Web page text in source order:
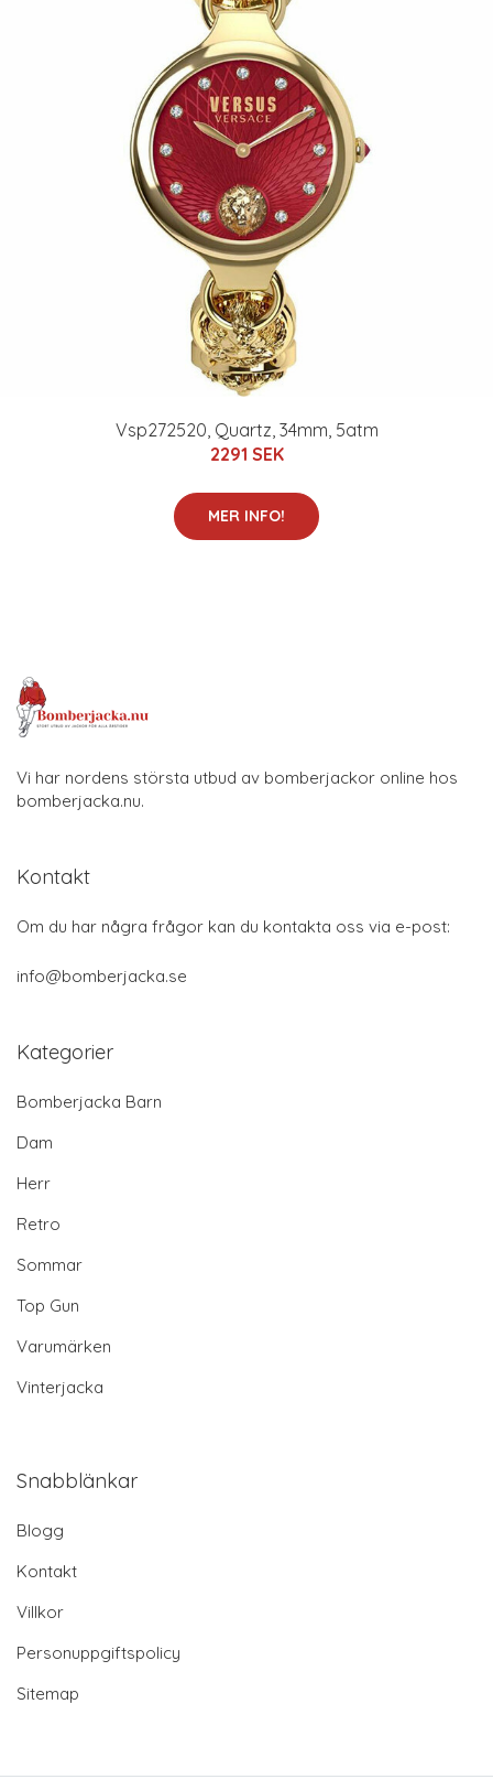
Vsp272520, Quartz, 34mm, 5atm
2291 SEK
MER INFO!
Vi har nordens största utbud av bomberjackor online hos
bomberjacka.nu.
Kontakt
Om du har några frågor kan du kontakta oss via e-post:
info@bomberjacka.se
Kategorier
Bomberjacka Barn
Dam
Herr
Retro
Sommar
Top Gun
Varumärken
Vinterjacka
Snabblänkar
Blogg
Kontakt
Villkor
Personuppgiftspolicy
Sitemap